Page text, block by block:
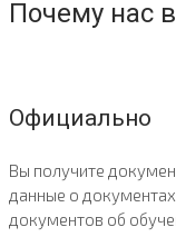
Почему нас
Официально
Вы получите
данные о
документов об